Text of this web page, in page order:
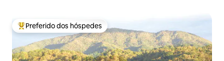
Entre os melhores preferidos dos hóspedes
Preferido dos hóspedes